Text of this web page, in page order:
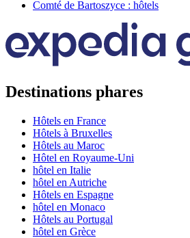
Comté de Bartoszyce : hôtels
Destinations phares
Hôtels en France
Hôtels à Bruxelles
Hôtels au Maroc
Hôtel en Royaume-Uni
hôtel en Italie
hôtel en Autriche
Hôtels en Espagne
hôtel en Monaco
Hôtels au Portugal
hôtel en Grèce